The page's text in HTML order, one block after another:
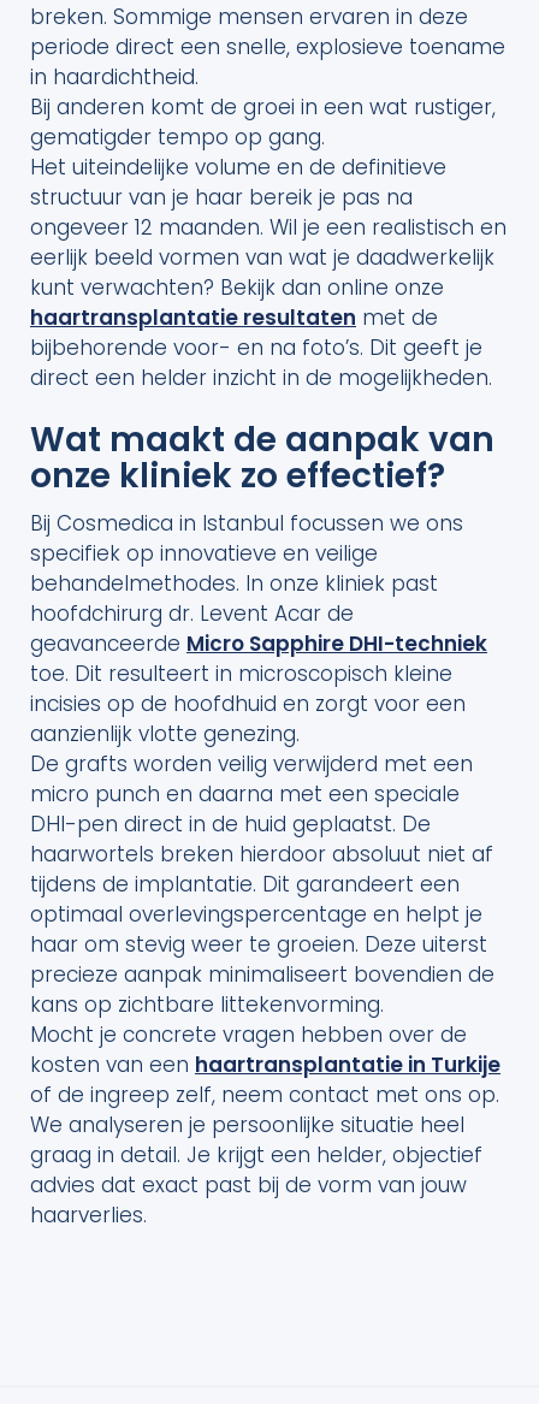
breken. Sommige mensen ervaren in deze
periode direct een snelle, explosieve toename
in haardichtheid.
Bij anderen komt de groei in een wat rustiger,
gematigder tempo op gang.
Het uiteindelijke volume en de definitieve
structuur van je haar bereik je pas na
ongeveer 12 maanden. Wil je een realistisch en
eerlijk beeld vormen van wat je daadwerkelijk
kunt verwachten? Bekijk dan online onze
haartransplantatie resultaten met de
bijbehorende voor- en na foto’s. Dit geeft je
direct een helder inzicht in de mogelijkheden.
Wat maakt de aanpak van
onze kliniek zo effectief?
Bij Cosmedica in Istanbul focussen we ons
specifiek op innovatieve en veilige
behandelmethodes. In onze kliniek past
hoofdchirurg dr. Levent Acar de
geavanceerde Micro Sapphire DHI-techniek
toe. Dit resulteert in microscopisch kleine
incisies op de hoofdhuid en zorgt voor een
aanzienlijk vlotte genezing.
De grafts worden veilig verwijderd met een
micro punch en daarna met een speciale
DHI-pen direct in de huid geplaatst. De
haarwortels breken hierdoor absoluut niet af
tijdens de implantatie. Dit garandeert een
optimaal overlevingspercentage en helpt je
haar om stevig weer te groeien. Deze uiterst
precieze aanpak minimaliseert bovendien de
kans op zichtbare littekenvorming.
Mocht je concrete vragen hebben over de
kosten van een haartransplantatie in Turkije
of de ingreep zelf, neem contact met ons op.
We analyseren je persoonlijke situatie heel
graag in detail. Je krijgt een helder, objectief
advies dat exact past bij de vorm van jouw
haarverlies.